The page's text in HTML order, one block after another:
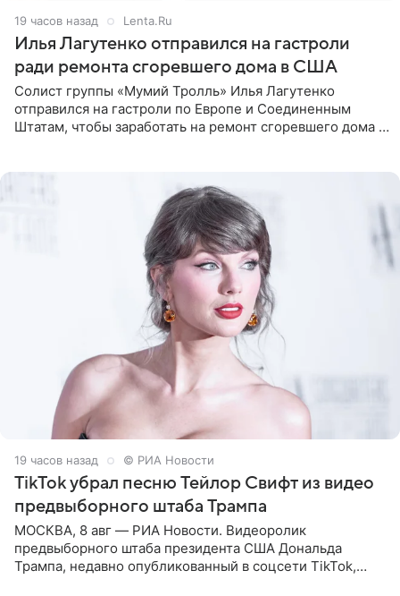
19 часов назад Lenta.Ru
Илья Лагутенко отправился на гастроли
ради ремонта сгоревшего дома в США
Солист группы «Мумий Тролль» Илья Лагутенко
отправился на гастроли по Европе и Соединенным
Штатам, чтобы заработать на ремонт сгоревшего дома в
19 часов назад © РИА Новости
TikTok убрал песню Тейлор Свифт из видео
предвыборного штаба Трампа
МОСКВА, 8 авг — РИА Новости. Видеоролик
предвыборного штаба президента США Дональда
Трампа, недавно опубликованный в соцсети TikTok,